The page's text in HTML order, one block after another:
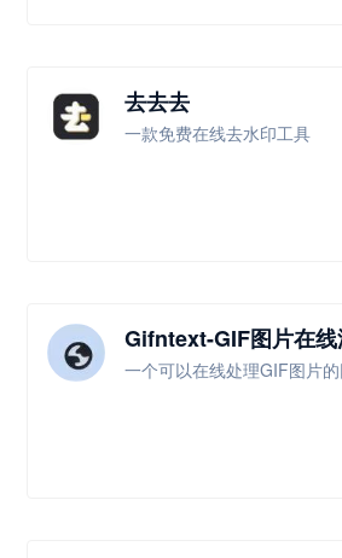
去去去
一款免费在线去水印工具
Gifntext-GIF图片在
一个可以在线处理GIF图片